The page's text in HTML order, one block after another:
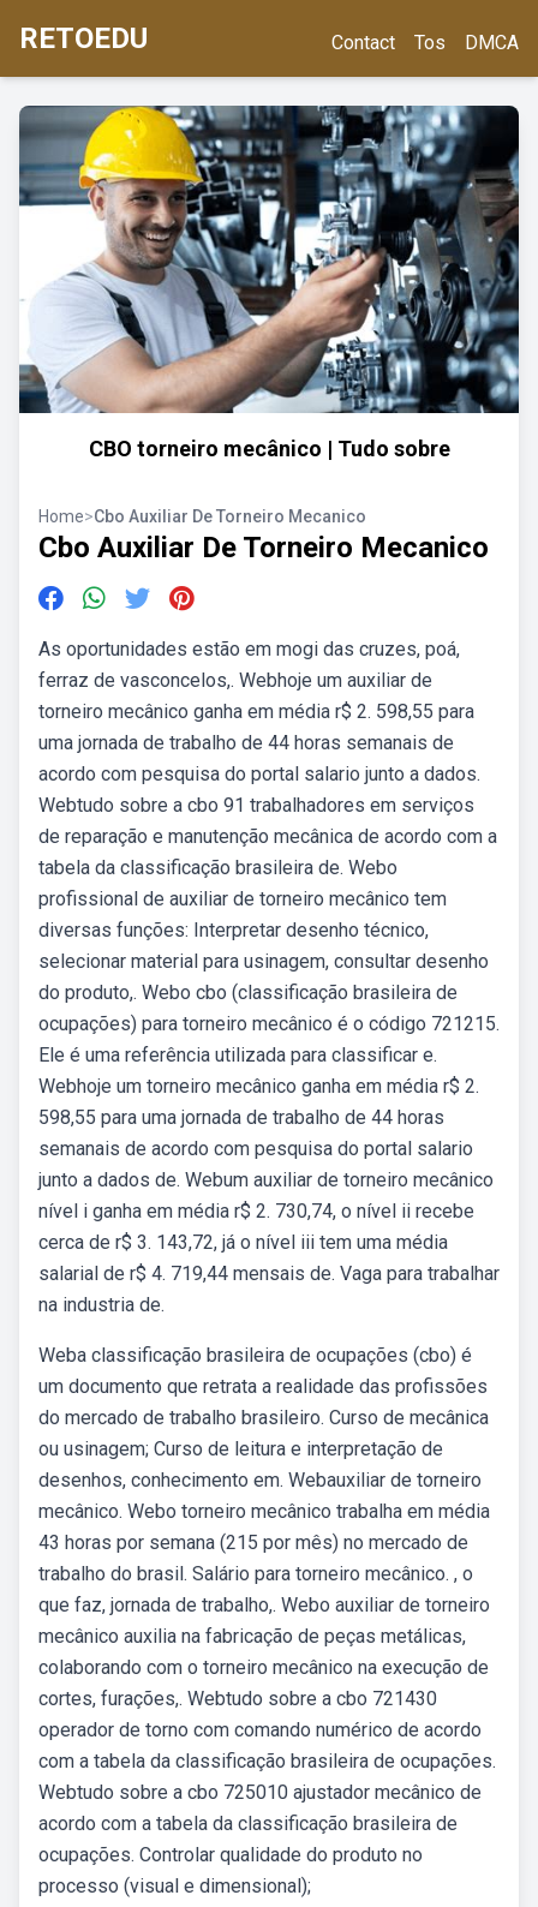
RETOEDU Contact Tos DMCA
CBO torneiro mecânico | Tudo sobre
Home>Cbo Auxiliar De Torneiro Mecanico
Cbo Auxiliar De Torneiro Mecanico
As oportunidades estão em mogi das cruzes, poá,
ferraz de vasconcelos,. Webhoje um auxiliar de
torneiro mecânico ganha em média r$ 2. 598,55 para
uma jornada de trabalho de 44 horas semanais de
acordo com pesquisa do portal salario junto a dados.
Webtudo sobre a cbo 91 trabalhadores em serviços
de reparação e manutenção mecânica de acordo com a
tabela da classificação brasileira de. Webo
profissional de auxiliar de torneiro mecânico tem
diversas funções: Interpretar desenho técnico,
selecionar material para usinagem, consultar desenho
do produto,. Webo cbo (classificação brasileira de
ocupações) para torneiro mecânico é o código 721215.
Ele é uma referência utilizada para classificar e.
Webhoje um torneiro mecânico ganha em média r$ 2.
598,55 para uma jornada de trabalho de 44 horas
semanais de acordo com pesquisa do portal salario
junto a dados de. Webum auxiliar de torneiro mecânico
nível i ganha em média r$ 2. 730,74, o nível ii recebe
cerca de r$ 3. 143,72, já o nível iii tem uma média
salarial de r$ 4. 719,44 mensais de. Vaga para trabalhar
na industria de.
Weba classificação brasileira de ocupações (cbo) é
um documento que retrata a realidade das profissões
do mercado de trabalho brasileiro. Curso de mecânica
ou usinagem; Curso de leitura e interpretação de
desenhos, conhecimento em. Webauxiliar de torneiro
mecânico. Webo torneiro mecânico trabalha em média
43 horas por semana (215 por mês) no mercado de
trabalho do brasil. Salário para torneiro mecânico. , o
que faz, jornada de trabalho,. Webo auxiliar de torneiro
mecânico auxilia na fabricação de peças metálicas,
colaborando com o torneiro mecânico na execução de
cortes, furações,. Webtudo sobre a cbo 721430
operador de torno com comando numérico de acordo
com a tabela da classificação brasileira de ocupações.
Webtudo sobre a cbo 725010 ajustador mecânico de
acordo com a tabela da classificação brasileira de
ocupações. Controlar qualidade do produto no
processo (visual e dimensional);